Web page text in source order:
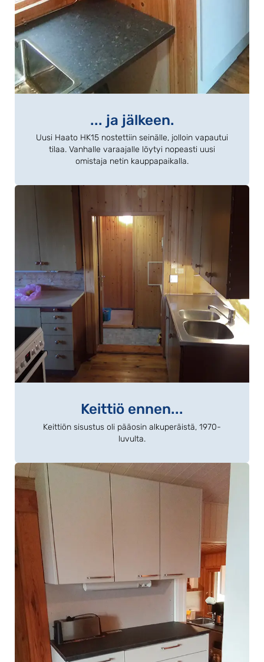
... ja jälkeen.
Uusi Haato HK15 nostettiin seinälle, jolloin vapautui
tilaa. Vanhalle varaajalle löytyi nopeasti uusi
omistaja netin kauppapaikalla.
Keittiö ennen...
Keittiön sisustus oli pääosin alkuperäistä, 1970-
luvulta.